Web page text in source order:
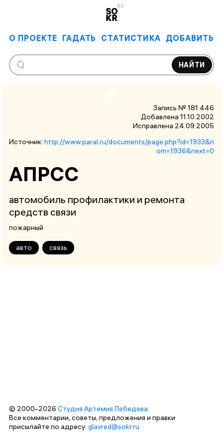
6.0
О ПРОЕКТЕ ГАДАТЬ СТАТИСТИКА ДОБАВИТЬ
НАЙТИ
Запись № 181 446
Добавлена 11.10.2002
Исправлена 24.09.2005
Источник: http://www.paral.ru/documents/page.php?id=1933&n
om=1936&next=0
АПРСС
автомобиль профилактики и ремонта
средств связи
пожарный
авто связь
© 2000–2026 Студия Артемия Лебедева
Все комментарии, советы, предложения и правки
присылайте по адресу: glavred@sokr.ru